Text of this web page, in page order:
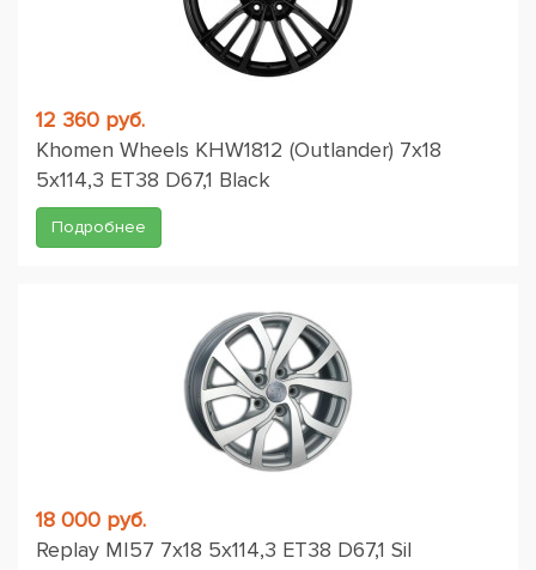
12 360 руб.
Khomen Wheels KHW1812 (Outlander) 7x18
5x114,3 ET38 D67,1 Black
Подробнее
18 000 руб.
Replay MI57 7x18 5x114,3 ET38 D67,1 Sil